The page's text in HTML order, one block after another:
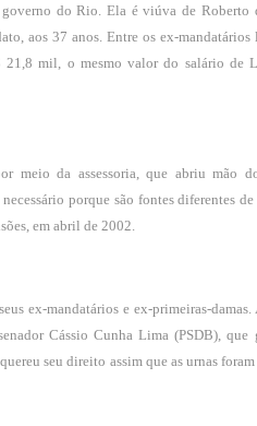
do Rio. Ela é viúva de Roberto
aos 37 anos. Entre os ex-
mil, o mesmo valor do salário de
meio da assessoria, que abriu mão
porque são fontes diferentes
em abril de 2002.
ex-mandatários e ex-primeiras-
Cássio Cunha Lima (PSDB), que
seu direito assim que as urnas